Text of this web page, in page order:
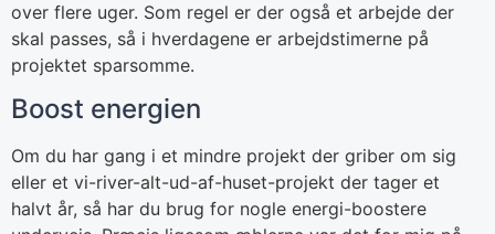
over flere uger. Som regel er der også et arbejde der
skal passes, så i hverdagene er arbejdstimerne på
projektet sparsomme.
Boost energien
Om du har gang i et mindre projekt der griber om sig
eller et vi-river-alt-ud-af-huset-projekt der tager et
halvt år, så har du brug for nogle energi-boostere